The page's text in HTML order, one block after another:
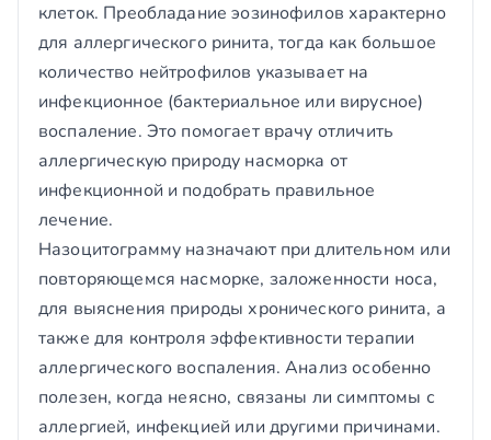
клеток. Преобладание эозинофилов характерно
для аллергического ринита, тогда как большое
количество нейтрофилов указывает на
инфекционное (бактериальное или вирусное)
воспаление. Это помогает врачу отличить
аллергическую природу насморка от
инфекционной и подобрать правильное
лечение.
Назоцитограмму назначают при длительном или
повторяющемся насморке, заложенности носа,
для выяснения природы хронического ринита, а
также для контроля эффективности терапии
аллергического воспаления. Анализ особенно
полезен, когда неясно, связаны ли симптомы с
аллергией, инфекцией или другими причинами.